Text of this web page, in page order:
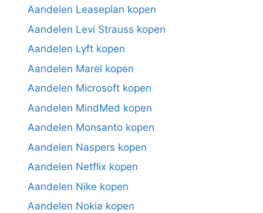
Aandelen Leaseplan kopen
Aandelen Levi Strauss kopen
Aandelen Lyft kopen
Aandelen Marel kopen
Aandelen Microsoft kopen
Aandelen MindMed kopen
Aandelen Monsanto kopen
Aandelen Naspers kopen
Aandelen Netflix kopen
Aandelen Nike kopen
Aandelen Nokia kopen